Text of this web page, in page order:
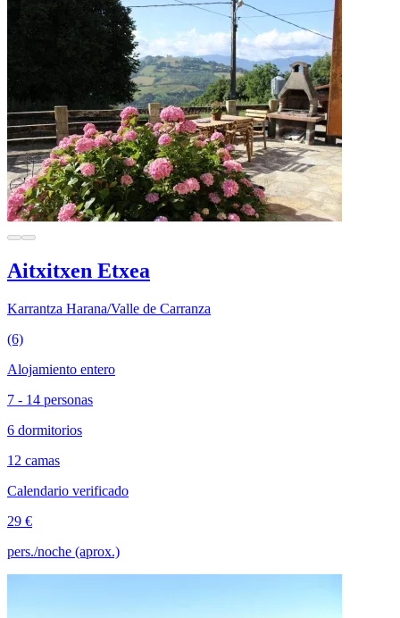
Aitxitxen Etxea
Karrantza Harana/Valle de Carranza
(6)
Alojamiento entero
7 - 14 personas
6 dormitorios
12 camas
Calendario verificado
29 €
pers./noche (aprox.)